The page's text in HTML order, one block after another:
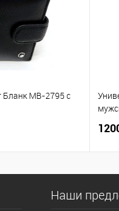
MB-2795 c
Наши